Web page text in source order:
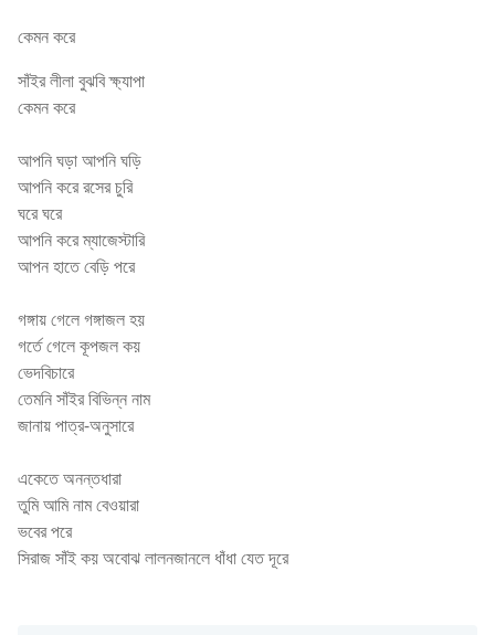
Lalon Geeti
কেমন করে
সাঁইর লীলা বুঝবি ক্ষ্যাপা
কেমন করে
আপনি ঘড়া আপনি ঘড়ি
আপনি করে রসের চুরি
ঘরে ঘরে
আপনি করে ম্যাজেস্টারি
আপন হাতে বেড়ি পরে
গঙ্গায় গেলে গঙ্গাজল হয়
গর্তে গেলে কূপজল কয়
ভেদবিচারে
তেমনি সাঁইর বিভিন্ন নাম
জানায় পাত্র-অনুসারে
একেতে অনন্তধারা
তুমি আমি নাম বেওয়ারা
ভবের পরে
সিরাজ সাঁই কয় অবোঝ লালনজানলে ধাঁধা যেত দূরে